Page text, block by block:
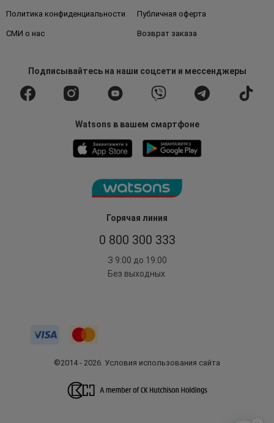
Горячая линия
0 800 300 333
З 9:00 до 19:00
Без выходных
Политика конфиденциальности Публичная оферта
СМИ о нас Возврат заказа
Подписывайтесьна наши соцсети и мессенджеры
Watsons в вашем смартфоне
©2014 - 2026. Условия использования сайта